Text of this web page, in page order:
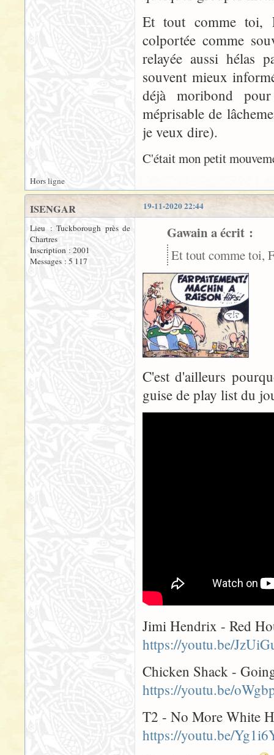
Et tout comme toi,
colportée comme
relayée aussi hélas
souvent mieux
déjà moribond
méprisable de
je veux dire).
C'était mon petit
Hors ligne
19-11-2020 22:44
ISENGAR
Lieu : Tuckborough près de
Chartres
Inscription : 2001
Messages : 5 117
Gawain a écrit :
Et tout comme toi,
C'est d'ailleurs
guise de play list du
Jimi Hendrix - Red
https://youtu.be/
Chicken Shack -
https://youtu.be/
T2 - No More White
https://youtu.be/